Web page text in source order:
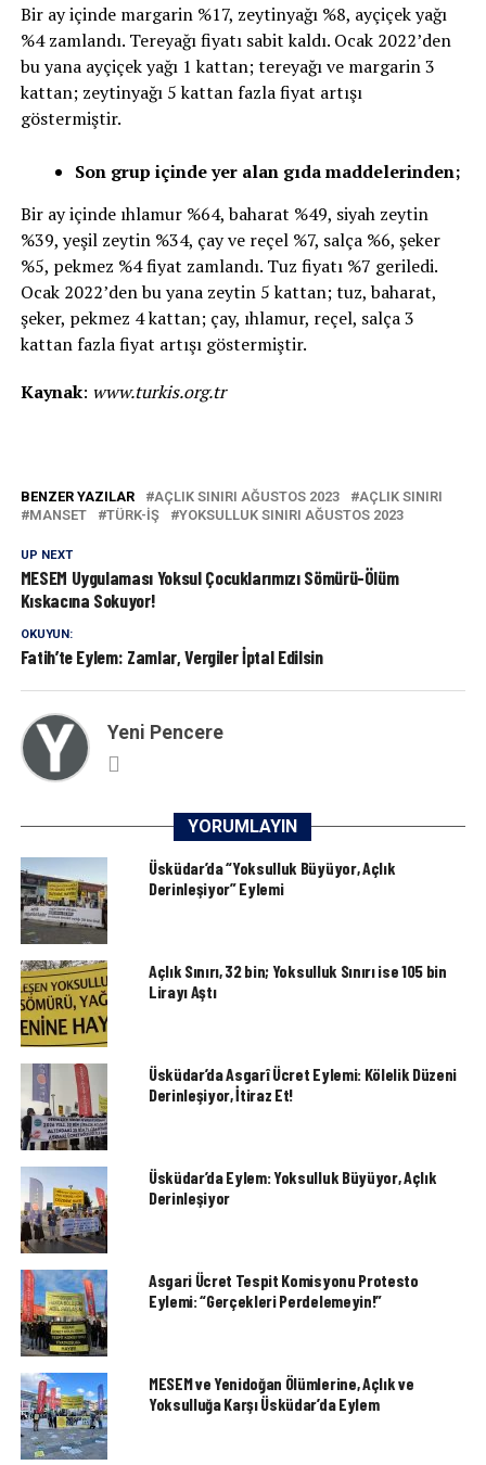
Bir ay içinde margarin %17, zeytinyağı %8, ayçiçek yağı
%4 zamlandı. Tereyağı fiyatı sabit kaldı. Ocak 2022’den
bu yana ayçiçek yağı 1 kattan; tereyağı ve margarin 3
kattan; zeytinyağı 5 kattan fazla fiyat artışı
göstermiştir.
Son grup içinde yer alan gıda maddelerinden;
Bir ay içinde ıhlamur %64, baharat %49, siyah zeytin
%39, yeşil zeytin %34, çay ve reçel %7, salça %6, şeker
%5, pekmez %4 fiyat zamlandı. Tuz fiyatı %7 geriledi.
Ocak 2022’den bu yana zeytin 5 kattan; tuz, baharat,
şeker, pekmez 4 kattan; çay, ıhlamur, reçel, salça 3
kattan fazla fiyat artışı göstermiştir.
Kaynak: www.turkis.org.tr
BENZER YAZILAR AÇLIK SINIRI AĞUSTOS 2023
AÇLIK SINIRI
MANSET
TÜRK-IŞ YOKSULLUK SINIRI AĞUSTOS 2023
UP NEXT
MESEM Uygulaması Yoksul Çocuklarımızı Sömürü-Ölüm
Kıskacına Sokuyor!
OKUYUN:
Fatih’te Eylem: Zamlar, Vergiler İptal Edilsin
Yeni Pencere
YORUMLAYIN
Üsküdar’da “Yoksulluk Büyüyor, Açlık
Derinleşiyor” Eylemi
Açlık Sınırı, 32 bin; Yoksulluk Sınırı ise 105 bin
Lirayı Aştı
Üsküdar’da Asgarî Ücret Eylemi: Kölelik Düzeni
Derinleşiyor, İtiraz Et!
Üsküdar’da Eylem: Yoksulluk Büyüyor, Açlık
Derinleşiyor
Asgari Ücret Tespit Komisyonu Protesto
Eylemi: “Gerçekleri Perdelemeyin!”
MESEM ve Yenidoğan Ölümlerine, Açlık ve
Yoksulluğa Karşı Üsküdar’da Eylem